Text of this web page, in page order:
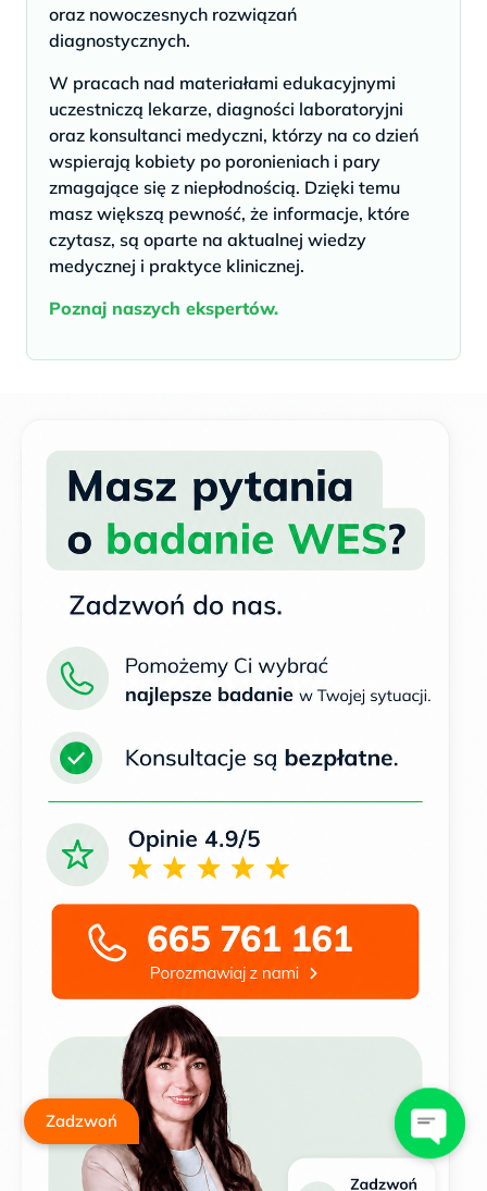
oraz nowoczesnych rozwiązań
diagnostycznych.
W pracach nad materiałami edukacyjnymi
uczestniczą lekarze, diagności laboratoryjni
oraz konsultanci medyczni, którzy na co dzień
wspierają kobiety po poronieniach i pary
zmagające się z niepłodnością. Dzięki temu
masz większą pewność, że informacje, które
czytasz, są oparte na aktualnej wiedzy
medycznej i praktyce klinicznej.
Poznaj naszych ekspertów.
Zadzwoń